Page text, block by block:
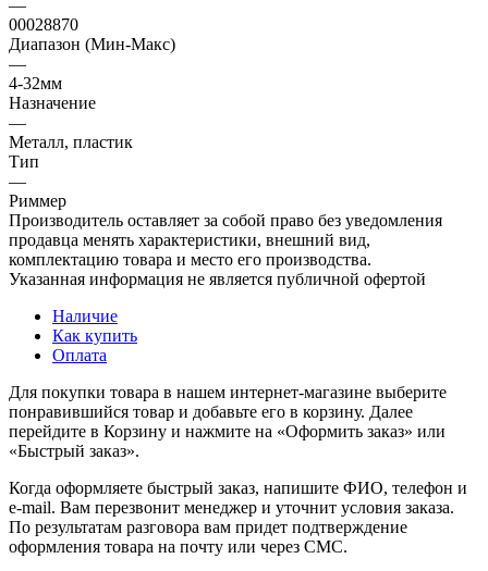
—
00028870
Диапазон (Мин-Макс)
—
4-32мм
Назначение
—
Металл, пластик
Тип
—
Риммер
Производитель оставляет за собой право без уведомления
продавца менять характеристики, внешний вид,
комплектацию товара и место его производства.
Указанная информация не является публичной офертой
Наличие
Как купить
Оплата
Для покупки товара в нашем интернет-магазине выберите
понравившийся товар и добавьте его в корзину. Далее
перейдите в Корзину и нажмите на «Оформить заказ» или
«Быстрый заказ».
Когда оформляете быстрый заказ, напишите ФИО, телефон и
e-mail. Вам перезвонит менеджер и уточнит условия заказа.
По результатам разговора вам придет подтверждение
оформления товара на почту или через СМС.